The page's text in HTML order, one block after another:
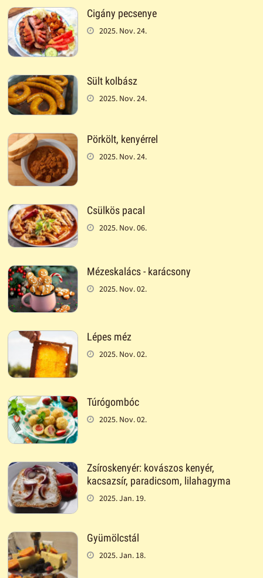
Cigány pecsenye
2025. Nov. 24.
Sült kolbász
2025. Nov. 24.
Pörkölt, kenyérrel
2025. Nov. 24.
Csülkös pacal
2025. Nov. 06.
Mézeskalács - karácsony
2025. Nov. 02.
Lépes méz
2025. Nov. 02.
Túrógombóc
2025. Nov. 02.
Zsíroskenyér: kovászos kenyér,
kacsazsír, paradicsom, lilahagyma
2025. Jan. 19.
Gyümölcstál
2025. Jan. 18.